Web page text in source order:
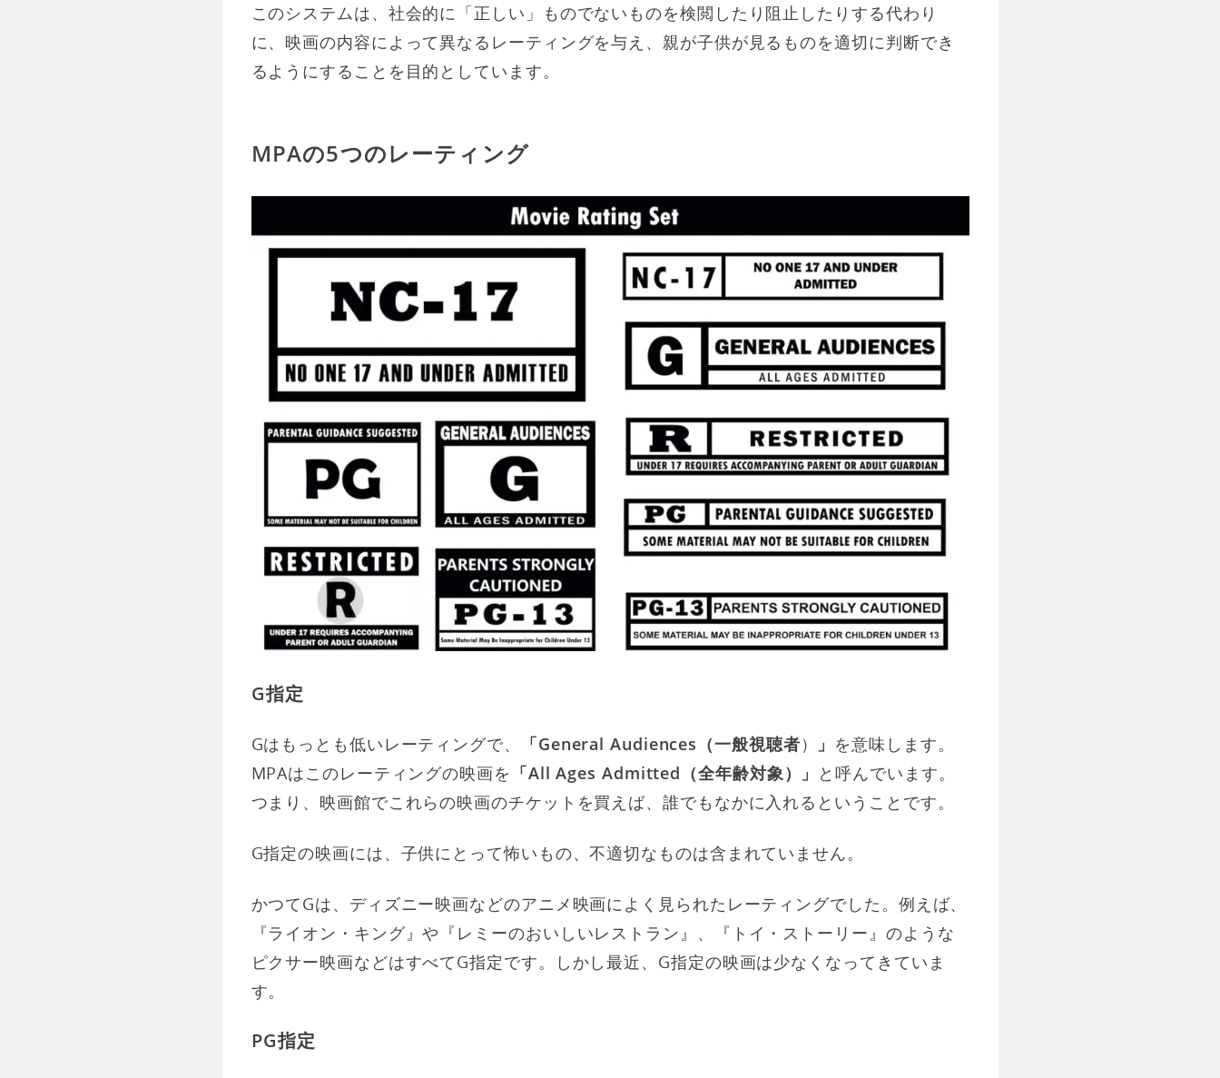
このシステムは、社会的に「正しい」ものでないものを検閲したり阻止したりする代わり
に、映画の内容によって異なるレーティングを与え、親が子供が見るものを適切に判断でき
るようにすることを目的としています。
MPAの5つのレーティング
G指定
Gはもっとも低いレーティングで、 「General Audiences（一般視聴者） 」 を意味します。
MPAはこのレーティングの映画を 「All Ages Admitted（全年齢対象）」 と呼んでいます。
つまり、映画館でこれらの映画のチケットを買えば、誰でもなかに入れるということです。
G指定の映画には、子供にとって怖いもの、不適切なものは含まれていません。
かつてGは、ディズニー映画などのアニメ映画によく見られたレーティングでした。例えば、
『ライオン・キング』や『レミーのおいしいレストラン』、『トイ・ストーリー』のような
ピクサー映画などはすべてG指定です。しかし最近、G指定の映画は少なくなってきていま
す。
PG指定